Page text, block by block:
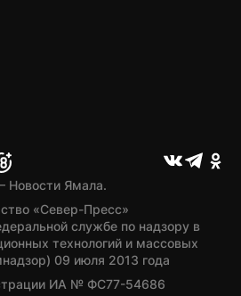
Новости Ямала.
«Север-Пресс»
службе по надзору в
технологий и массовых
09 июля 2013 года
ИА № ФС77-54686